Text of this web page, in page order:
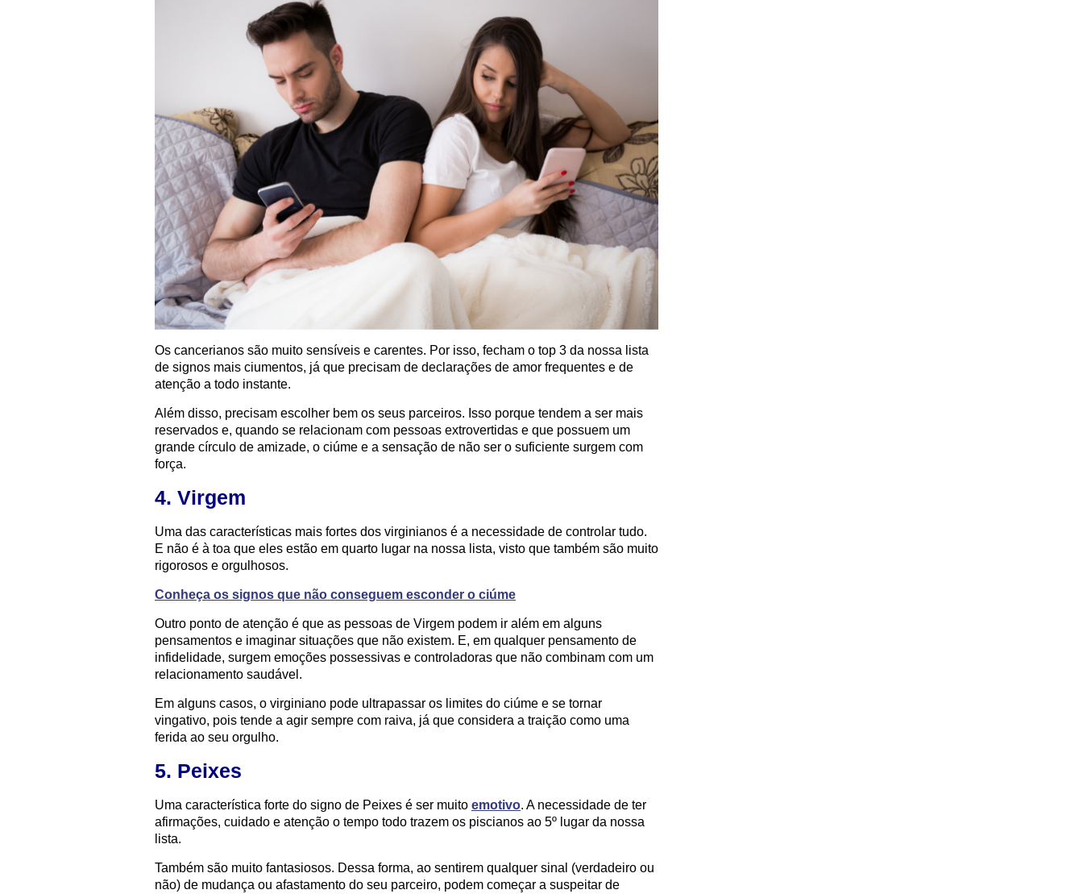
Os cancerianos são muito sensíveis e carentes. Por isso, fecham o top 3 da nossa lista
de signos mais ciumentos, já que precisam de declarações de amor frequentes e de
atenção a todo instante.
Além disso, precisam escolher bem os seus parceiros. Isso porque tendem a ser mais
reservados e, quando se relacionam com pessoas extrovertidas e que possuem um
grande círculo de amizade, o ciúme e a sensação de não ser o suficiente surgem com
força.
4. Virgem
Uma das características mais fortes dos virginianos é a necessidade de controlar tudo.
E não é à toa que eles estão em quarto lugar na nossa lista, visto que também são muito
rigorosos e orgulhosos.
Conheça os signos que não conseguem esconder o ciúme
Outro ponto de atenção é que as pessoas de Virgem podem ir além em alguns
pensamentos e imaginar situações que não existem. E, em qualquer pensamento de
infidelidade, surgem emoções possessivas e controladoras que não combinam com um
relacionamento saudável.
Em alguns casos, o virginiano pode ultrapassar os limites do ciúme e se tornar
vingativo, pois tende a agir sempre com raiva, já que considera a traição como uma
ferida ao seu orgulho.
5. Peixes
Uma característica forte do signo de Peixes é ser muito emotivo. A necessidade de ter
afirmações, cuidado e atenção o tempo todo trazem os piscianos ao 5º lugar da nossa
lista.
Também são muito fantasiosos. Dessa forma, ao sentirem qualquer sinal (verdadeiro ou
não) de mudança ou afastamento do seu parceiro, podem começar a suspeitar de